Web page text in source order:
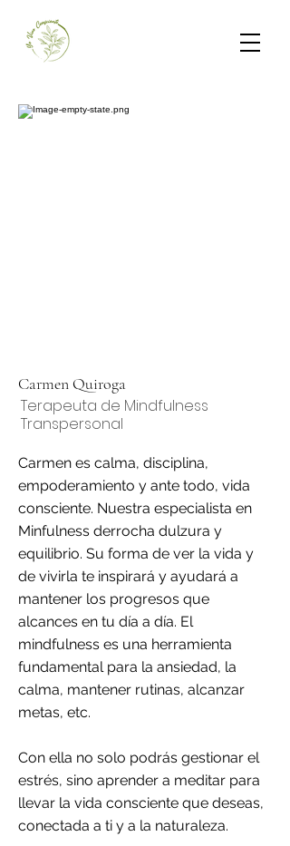
Carmen Quiroga
Terapeuta de Mindfulness
Transpersonal
Carmen es calma, disciplina,
empoderamiento y ante todo, vida
consciente. Nuestra especialista en
Minfulness derrocha dulzura y
equilibrio. Su forma de ver la vida y
de vivirla te inspirará y ayudará a
mantener los progresos que
alcances en tu día a día. El
mindfulness es una herramienta
fundamental para la ansiedad, la
calma, mantener rutinas, alcanzar
metas, etc.
Con ella no solo podrás gestionar el
estrés, sino aprender a meditar para
llevar la vida consciente que deseas,
conectada a ti y a la naturaleza.